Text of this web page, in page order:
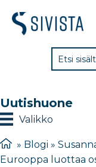
Uutishuone
Valikko
» Blogi »
Eurooppa luottaa